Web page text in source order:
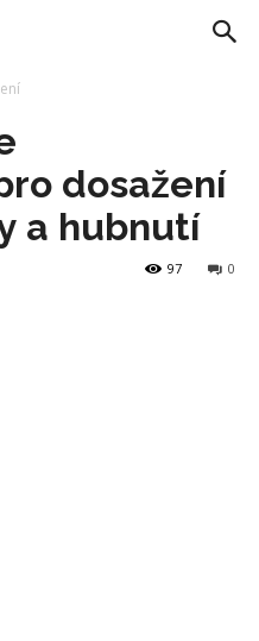
dosažení
a hubnutí
0
97